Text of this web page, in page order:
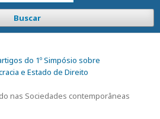
Buscar
do 1º Simpósio sobre
e Estado de Direito
nas Sociedades contemporâneas